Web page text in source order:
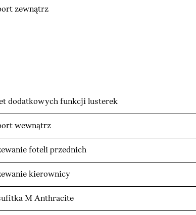
zewnątrz
dodatkowych funkcji lusterek
wewnątrz
foteli przednich
kierownicy
M Anthracite